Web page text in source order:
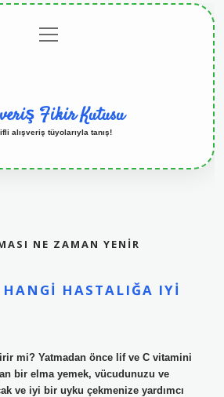
menüyü
aç
Fikir Kutusu
alışveriş tüyolarıyla tanış!
NE ZAMAN YENIR
HANGI HASTALIĞA IYI
mi? Yatmadan önce lif ve C vitamini
bir elma yemek, vücudunuzu ve
ve iyi bir uyku çekmenize yardımcı